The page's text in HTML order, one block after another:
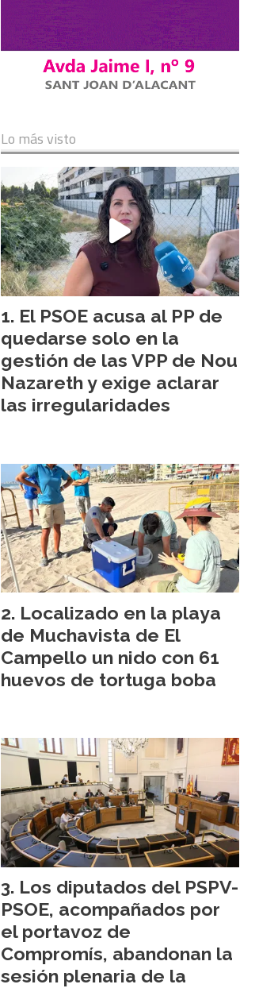
Lo más visto
El PSOE acusa al PP de
quedarse solo en la
gestión de las VPP de Nou
Nazareth y exige aclarar
las irregularidades
Localizado en la playa
de Muchavista de El
Campello un nido con 61
huevos de tortuga boba
Los diputados del PSPV-
PSOE, acompañados por
el portavoz de
Compromís, abandonan la
sesión plenaria de la